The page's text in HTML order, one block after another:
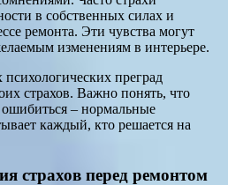
в собственных силах и
ремонта. Эти чувства могут
изменениям в интерьере.
преград
страхов. Важно понять, что
ошибиться – нормальные
каждый, кто решается на
страхов перед ремонтом